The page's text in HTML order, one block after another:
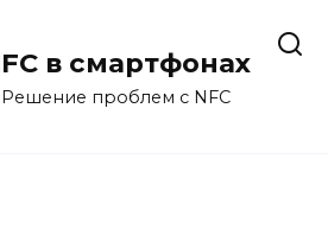
в смартфонах
Решение проблем с NFC